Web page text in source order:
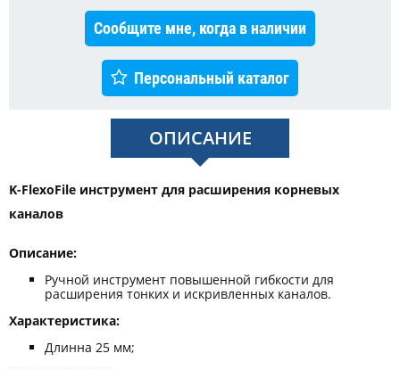
Сообщите мне, когда в наличии
Персональный каталог
ОПИСАНИЕ
K-FlexoFile инструмент для расширения корневых
каналов
Описание:
Ручной инструмент повышенной гибкости для
расширения тонких и искривленных каналов.
Характеристика:
Длинна 25 мм;